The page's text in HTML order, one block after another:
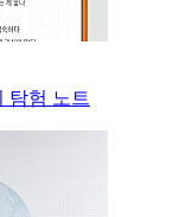
탐험 노트